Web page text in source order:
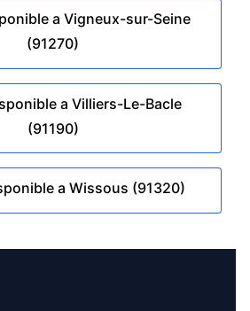
a Vigneux-sur-Seine
(91270)
a Villiers-Le-Bacle
(91190)
a Wissous (91320)